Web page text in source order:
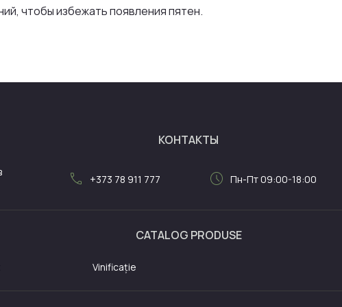
чтобы избежать появления пятен.
КОНТАКТЫ
call +373 78 911 777 schedule Пн-Пт 09:00-18:00
CATALOG PRODUSE
Vinificație